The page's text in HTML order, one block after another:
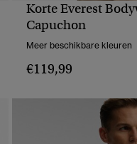
SNELLE
Korte Everest
Capuchon
Meer beschikbare kleuren
€119,99